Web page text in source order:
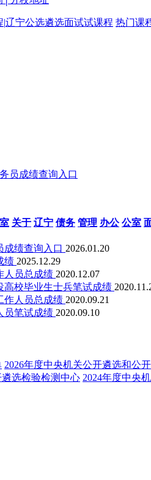
|辽宁公选遴选面试试课程 热门课
员成绩查询入口
关于 辽宁 债务 管理 办公 公室
成绩查询入口 2026.01.20
绩 2025.12.29
人员总成绩 2020.12.07
高校毕业生士兵笔试成绩
作人员总成绩 2020.09.21
员笔试成绩 2020.09.10
2026年度中央机关公开遴选和公
选检验检测中心 2024年度中央